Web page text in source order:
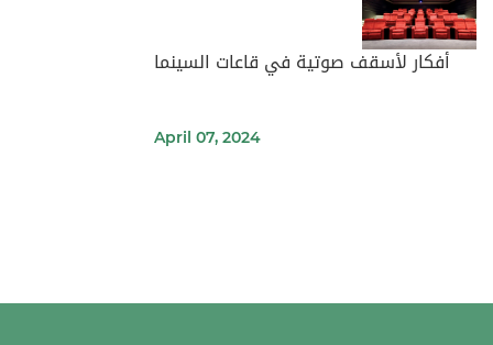
أفكار لأسقف صوتية في قاعات السينما
April 07, 2024